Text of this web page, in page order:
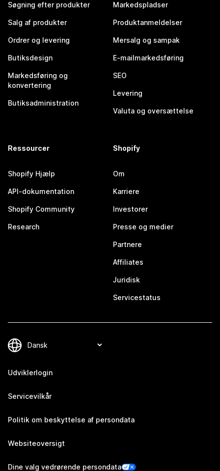
Søgning efter produkter
Salg af produkter
Ordrer og levering
Butiksdesign
Markedsføring og
konvertering
Butiksadministration
Markedspladser
Produktanmeldelser
Mersalg og sampak
E-mailmarkedsføring
SEO
Levering
Valuta og oversættelse
Ressourcer
Shopify Hjælp
API-dokumentation
Shopify Community
Research
Shopify
Om
Karriere
Investorer
Presse og medier
Partnere
Affiliates
Juridisk
Servicestatus
Udviklerlogin
Servicevilkår
Politik om beskyttelse af persondata
Websiteoversigt
Dine valg vedrørende persondata